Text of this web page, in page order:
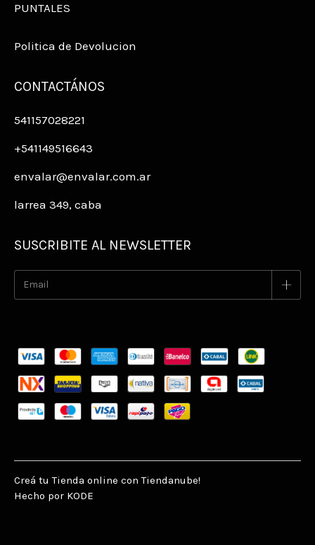
PUNTALES
Politica de Devolucion
CONTACTÁNOS
541157028221
+541149516643
envalar@envalar.com.ar
larrea 349, caba
SUSCRIBITE AL NEWSLETTER
Creá tu Tienda online con Tiendanube!
Hecho por KODE